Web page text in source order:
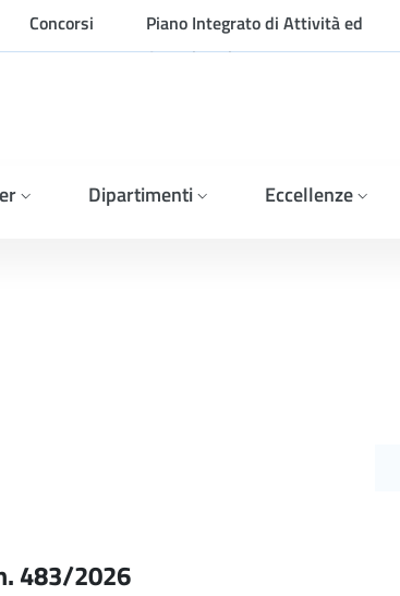
Concorsi
Piano Integrato di Attività ed
Organizzazione
Dipartimenti Eccellenze
483/2026